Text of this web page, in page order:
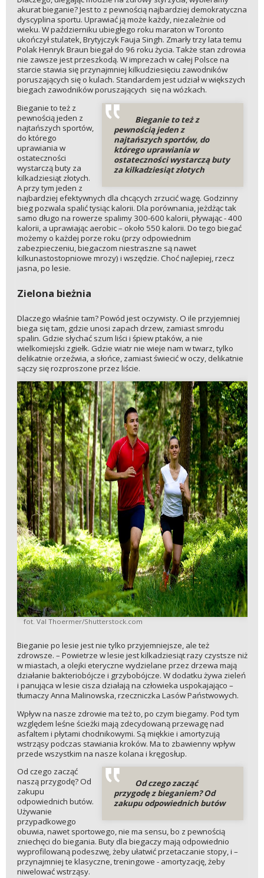
akurat bieganie? Jest to z pewnością najbardziej demokratyczna
dyscyplina sportu. Uprawiać ją może każdy, niezależnie od
wieku. W październiku ubiegłego roku maraton w Toronto
ukończył stulatek, Brytyjczyk Fauja Singh. Zmarły trzy lata temu
Polak Henryk Braun biegał do 96 roku życia. Także stan zdrowia
nie zawsze jest przeszkodą. W imprezach w całej Polsce na
starcie stawia się przynajmniej kilkudziesięciu zawodników
poruszających się o kulach. Standardem jest udział w większych
biegach zawodników poruszających się na wózkach.
Bieganie to też z
pewnością jeden z
najtańszych sportów, do
którego uprawiania w
ostateczności wystarczą buty
za kilkadziesiąt złotych
Bieganie to też z
pewnością jeden z
najtańszych sportów,
do którego
uprawiania w
ostateczności
wystarczą buty za
kilkadziesiąt złotych.
A przy tym jeden z
najbardziej efektywnych dla chcących zrzucić wagę. Godzinny
bieg pozwala spalić tysiąc kalorii. Dla porównania, jeżdżąc tak
samo długo na rowerze spalimy 300-600 kalorii, pływając - 400
kalorii, a uprawiając aerobic – około 550 kalorii. Do tego biegać
możemy o każdej porze roku (przy odpowiednim
zabezpieczeniu, biegaczom niestraszne są nawet
kilkunastostopniowe mrozy) i wszędzie. Choć najlepiej, rzecz
jasna, po lesie.
Zielona bieżnia
Dlaczego właśnie tam? Powód jest oczywisty. O ile przyjemniej
biega się tam, gdzie unosi zapach drzew, zamiast smrodu
spalin. Gdzie słychać szum liści i śpiew ptaków, a nie
wielkomiejski zgiełk. Gdzie wiatr nie wieje nam w twarz, tylko
delikatnie orzeźwia, a słońce, zamiast świecić w oczy, delikatnie
sączy się rozproszone przez liście.
fot. Val Thoermer/Shutterstock.com
Bieganie po lesie jest nie tylko przyjemniejsze, ale też
zdrowsze. – Powietrze w lesie jest kilkadziesiąt razy czystsze niż
w miastach, a olejki eteryczne wydzielane przez drzewa mają
działanie bakteriobójcze i grzybobójcze. W dodatku żywa zieleń
i panująca w lesie cisza działają na człowieka uspokajająco –
tłumaczy Anna Malinowska, rzeczniczka Lasów Państwowych.
Wpływ na nasze zdrowie ma też to, po czym biegamy. Pod tym
względem leśne ścieżki mają zdecydowaną przewagę nad
asfaltem i płytami chodnikowymi. Są miękkie i amortyzują
wstrząsy podczas stawiania kroków. Ma to zbawienny wpływ
przede wszystkim na nasze kolana i kręgosłup.
Od czego zacząć
przygodę z bieganiem? Od
zakupu odpowiednich butów
Od czego zacząć
naszą przygodę? Od
zakupu
odpowiednich butów.
Używanie
przypadkowego
obuwia, nawet sportowego, nie ma sensu, bo z pewnością
zniechęci do biegania. Buty dla biegaczy mają odpowiednio
wyprofilowaną podeszwę, żeby ułatwić przetaczanie stopy, i –
przynajmniej te klasyczne, treningowe - amortyzację, żeby
niwelować wstrząsy.